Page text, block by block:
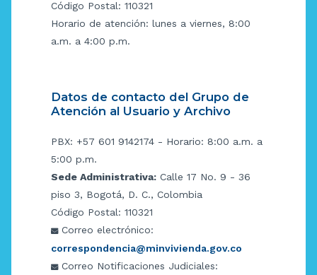
Código Postal: 110321
Horario de atención: lunes a viernes, 8:00
a.m. a 4:00 p.m.
Datos de contacto del Grupo de
Atención al Usuario y Archivo
PBX: +57 601 9142174 - Horario: 8:00 a.m. a
5:00 p.m.
Sede Administrativa: Calle 17 No. 9 - 36
piso 3, Bogotá, D. C., Colombia
Código Postal: 110321
Correo electrónico:
correspondencia@minvivienda.gov.co
Correo Notificaciones Judiciales: